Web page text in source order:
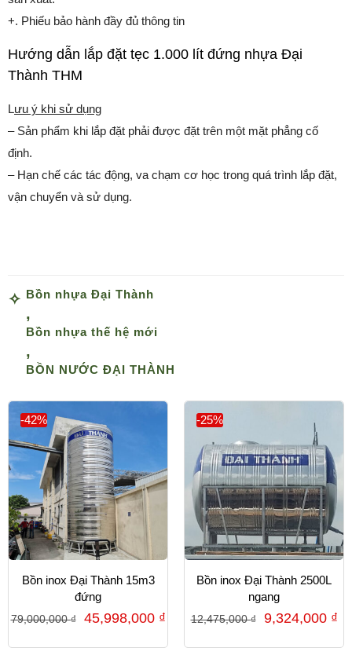
+. Phiếu bảo hành đầy đủ thông tin
Hướng dẫn lắp đặt tẹc 1.000 lít đứng nhựa Đại
Thành THM
Lưu ý khi sử dụng
– Sản phẩm khi lắp đặt phải được đặt trên một mặt phẳng cố
định.
– Hạn chế các tác động, va chạm cơ học trong quá trình lắp đặt,
vận chuyển và sử dụng.
Bồn nhựa Đại Thành
,
Bồn nhựa thế hệ mới
,
BỒN NƯỚC ĐẠI THÀNH
-42%
Bồn inox Đại Thành 15m3
đứng
79,000,000₫ 45,998,000 ₫
-25%
Bồn inox Đại Thành 2500L
ngang
12,475,000₫ 9,324,000 ₫